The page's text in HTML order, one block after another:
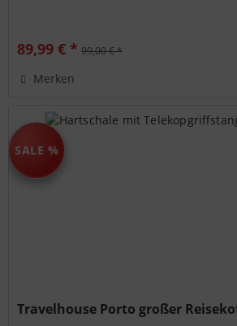
89,99 € * 99,00 € *
Merken
SALE %
Travelhouse Porto großer